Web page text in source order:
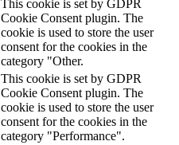
This cookie is set by GDPR
Cookie Consent plugin. The
cookie is used to store the user
consent for the cookies in the
category "Other.
This cookie is set by GDPR
Cookie Consent plugin. The
cookie is used to store the user
consent for the cookies in the
category "Performance".